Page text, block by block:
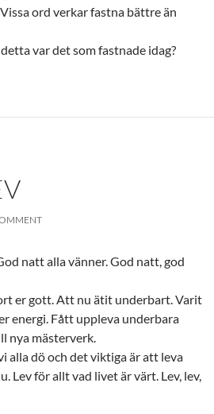
ord verkar fastna bättre än
var det som fastnade idag?
natt alla vänner. God natt, god
er gott. Att nu ätit underbart. Varit
energi. Fått uppleva underbara
nya mästerverk.
alla dö och det viktiga är att leva
Lev för allt vad livet är värt. Lev, lev,